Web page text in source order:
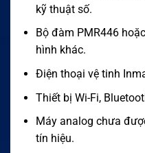
kỹ thuật số.
Bộ đàm PMR446
hình khác.
Điện thoại vệ tinh
Thiết bị Wi-Fi,
Máy analog chưa
tín hiệu.